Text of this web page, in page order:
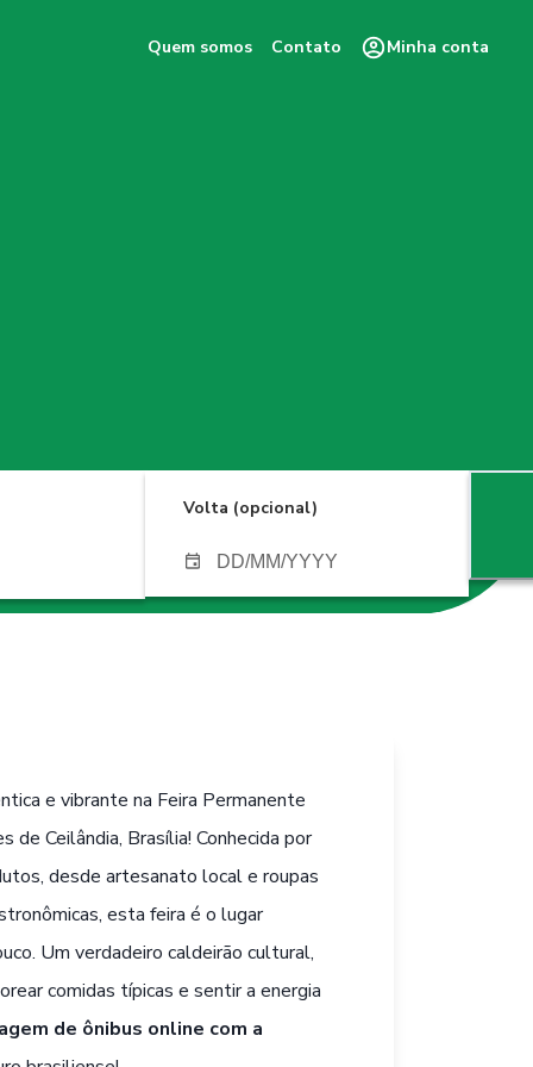
Quem somos Contato Minha conta
Volta (opcional)
e vibrante na Feira Permanente
de Ceilândia, Brasília! Conhecida por
desde artesanato local e roupas
esta feira é o lugar
Um verdadeiro caldeirão cultural,
comidas típicas e sentir a energia
de ônibus online com a